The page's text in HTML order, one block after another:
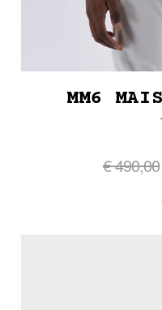
MM6
€ 490,00